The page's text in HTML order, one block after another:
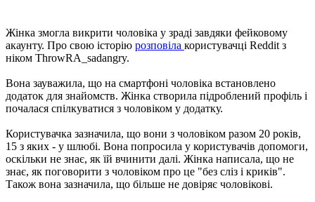
Жінка змогла викрити чоловіка у зраді завдяки фейковому
акаунту. Про свою історію розповіла користувачці Reddit з
ніком ThrowRA_sadangry.
Вона зауважила, що на смартфоні чоловіка встановлено
додаток для знайомств. Жінка створила підроблений профіль і
почалася спілкуватися з чоловіком у додатку.
Користувачка зазначила, що вони з чоловіком разом 20 років,
15 з яких - у шлюбі. Вона попросила у користувачів допомоги,
оскільки не знає, як їй вчинити далі. Жінка написала, що не
знає, як поговорити з чоловіком про це "без сліз і криків".
Також вона зазначила, що більше не довіряє чоловікові.